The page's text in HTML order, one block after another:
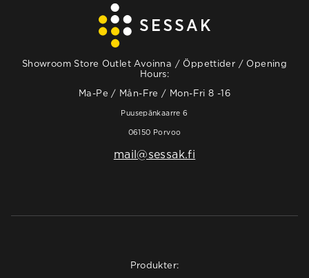
Showroom Store Outlet Avoinna / Öppettider / Opening
Hours:
Ma-Pe / Mån-Fre / Mon-Fri 8 -16
Puusepänkaarre 6
06150 Porvoo
mail@sessak.fi
Produkter: